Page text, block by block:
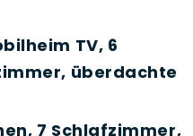
TV, 6
überdachte
7 Schlafzimmer,